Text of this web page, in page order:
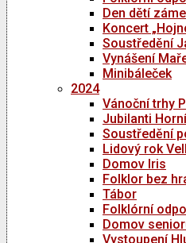
Den dětí
Koncert
Soustředění
Vynášení
Minibáleček
2024
Vánoční trhy
Jubilanti
Soustředění
Lidový rok
Domov Iris
Folklor bez
Tábor
Folklórní
Domov
Vystoupení